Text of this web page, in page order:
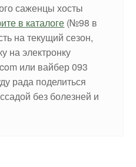
саженцы хосты
в каталоге (№98 в
на текущий сезон,
на электронку
или вайбер 093
рада поделиться
без болезней и